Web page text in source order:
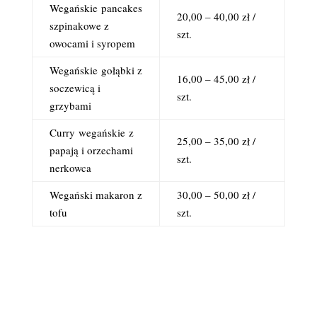
Wegańskiepancakes
szpinakowe z
owocami i syropem
20,00 – 40,00 zł /
szt.
Wegańskiegołąbki z
soczewicą i
grzybami
16,00 – 45,00 zł /
szt.
Curry wegańskiez
papają i orzechami
nerkowca
25,00 – 35,00 zł /
szt.
Wegański makaron z
tofu
30,00 – 50,00 zł /
szt.